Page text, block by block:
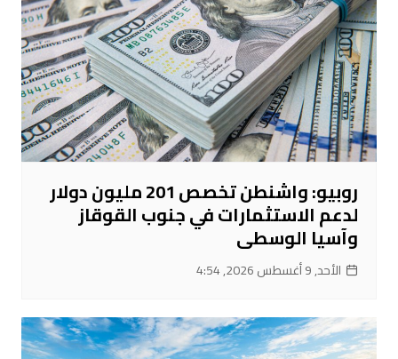
روبيو: واشنطن تخصص 201 مليون دولار
لدعم الاستثمارات في جنوب القوقاز
وآسيا الوسطى
الأحد, 9 أغسطس 2026, 4:54